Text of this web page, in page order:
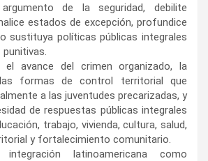
de la seguridad, debilite
estados de excepción, profundice
sustituya políticas públicas integrales
el avance del crimen organizado, la
formas de control territorial que
a las juventudes precarizadas, y
de respuestas públicas integrales
trabajo, vivienda, cultura, salud,
y fortalecimiento comunitario.
latinoamericana como